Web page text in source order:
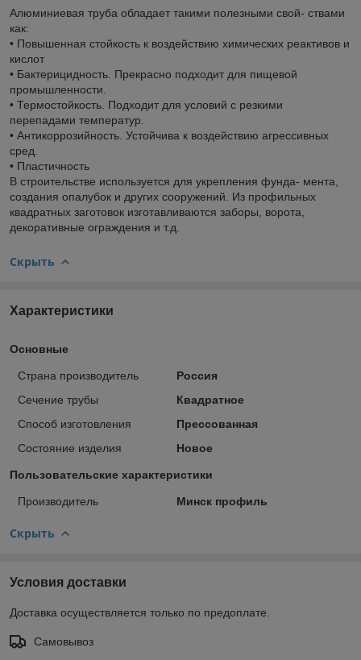
Алюминиевая труба обладает такими полезными свой- ствами
как:
• Повышенная стойкость к воздействию химических реактивов и
кислот
• Бактерицидность. Прекрасно подходит для пищевой
промышленности.
• Термостойкость. Подходит для условий с резкими
перепадами температур.
• Антикоррозийность. Устойчива к воздействию агрессивных
сред.
• Пластичность
В строительстве используется для укрепления фунда- мента,
создания опалубок и других сооружений. Из профильных
квадратных заготовок изготавливаются заборы, ворота,
декоративные ограждения и т.д.
Скрыть
Характеристики
Основные
Страна производитель
Россия
Сечение трубы
Квадратное
Способ изготовления
Прессованная
Состояние изделия
Новое
Пользовательские характеристики
Производитель Минск профиль
Скрыть
Условия доставки
Доставка осуществляется только по предоплате.
Самовывоз